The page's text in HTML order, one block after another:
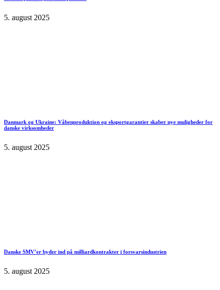
5. august 2025
Danmark og Ukraine: Våbenproduktion og eksportgarantier skaber nye muligheder for
danske virksomheder
5. august 2025
Danske SMV’er byder ind på milliardkontrakter i forsvarsindustrien
5. august 2025